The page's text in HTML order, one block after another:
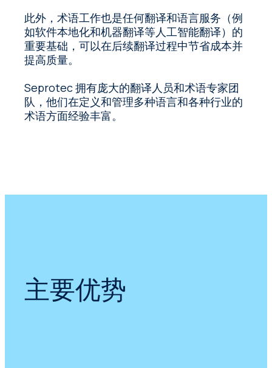
此外，术语工作也是任何翻译和语言服务（例
如软件本地化和机器翻译等人工智能翻译）的
重要基础，可以在后续翻译过程中节省成本并
提高质量。
Seprotec 拥有庞大的翻译人员和术语专家团
队，他们在定义和管理多种语言和各种行业的
术语方面经验丰富。
主要优势